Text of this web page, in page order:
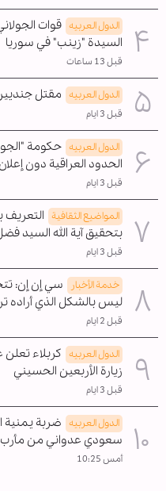
الدول العربیه قوات
السيدة "زينب" في سوريا
قبل 13 ساعات
الدول العربیه مقتل
قبل 3 ايام
الدول العربیه حكومة
الحدود العراقية دون
قبل 3 ايام
المواضیع الثقافية التعريف
بتحقيق آية الله السيد
قبل 3 ايام
خدمة الأخبار
سي إن إن:
ليس بالشكل الذي أراده
قبل 2 ايام
الدول العربیه كربلاء تعلن
زيارة الأربعين الحسيني
قبل 3 ايام
الدول العربیه ضربة يمنية
سعودي عدواني من مأرب
أمس 10:25